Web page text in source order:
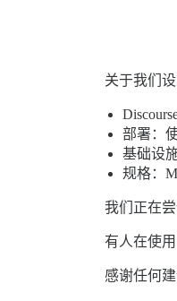
关于我们
部署：
基础设
规格：
我们正在
有人在使
感谢任何